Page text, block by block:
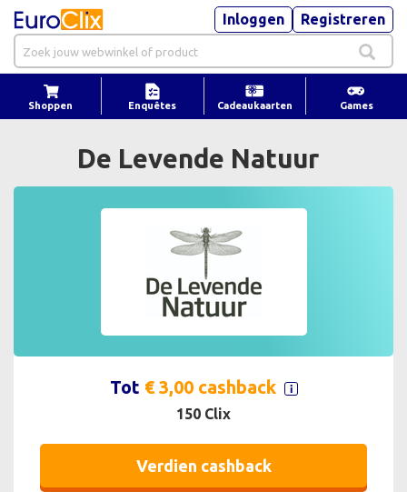
Inloggen Registreren
Shoppen Enquêtes Cadeaukaarten Games
De Levende Natuur
Tot € 3,00 cashback
150 Clix
Verdien cashback